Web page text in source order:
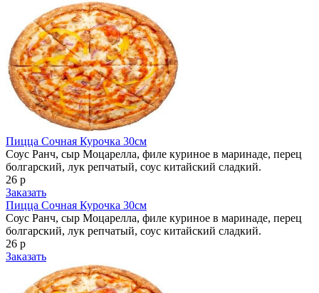
Пицца Сочная Курочка 30см
Соус Ранч, сыр Моцарелла, филе куриное в маринаде, перец
болгарский, лук репчатый, соус китайский сладкий.
26 р
Заказать
Пицца Сочная Курочка 30см
Соус Ранч, сыр Моцарелла, филе куриное в маринаде, перец
болгарский, лук репчатый, соус китайский сладкий.
26 р
Заказать